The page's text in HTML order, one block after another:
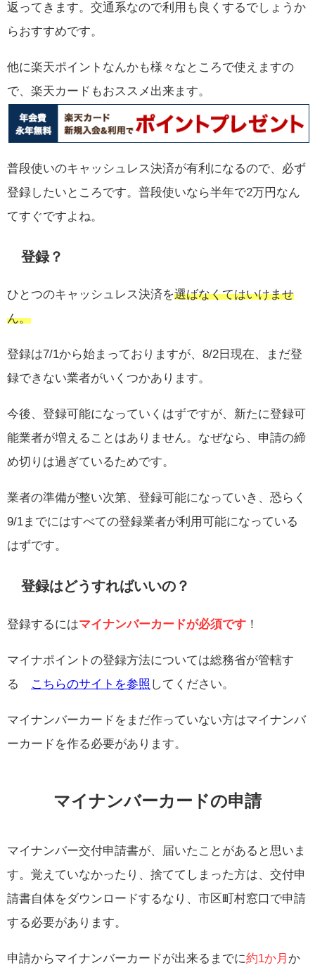
返ってきます。交通系なので利用も良くするでしょうか
らおすすめです。
他に楽天ポイントなんかも様々なところで使えますの
で、楽天カードもおススメ出来ます。
普段使いのキャッシュレス決済が有利になるので、必ず
登録したいところです。普段使いなら半年で2万円なん
てすぐですよね。
登録？
ひとつのキャッシュレス決済を選ばなくてはいけませ
ん。
登録は7/1から始まっておりますが、8/2日現在、まだ登
録できない業者がいくつかあります。
今後、登録可能になっていくはずですが、新たに登録可
能業者が増えることはありません。なぜなら、申請の締
め切りは過ぎているためです。
業者の準備が整い次第、登録可能になっていき、恐らく
9/1までにはすべての登録業者が利用可能になっている
はずです。
登録はどうすればいいの？
登録するにはマイナンバーカードが必須です ！
マイナポイントの登録方法については総務省が管轄す
る
こちらのサイトを参照 してください。
マイナンバーカードをまだ作っていない方はマイナンバ
ーカードを作る必要があります。
マイナンバーカードの申請
マイナンバー交付申請書が、届いたことがあると思いま
す。覚えていなかったり、捨ててしまった方は、交付申
請書自体をダウンロードするなり、市区町村窓口で申請
する必要があります。
申請からマイナンバーカードが出来るまでに約1か月 か